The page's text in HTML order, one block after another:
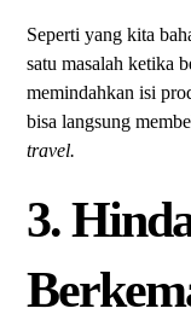
Seperti yang kita
satu masalah ketika
memindahkan isi
bisa langsung
travel.
3.